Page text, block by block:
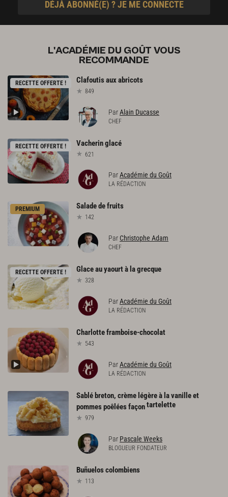
DÉJÀ ABONNÉ(E) ? JE ME CONNECTE
L'ACADÉMIE DU GOÛT VOUS
RECOMMANDE
RECETTE OFFERTE ! Clafoutisauxabricots
849
ParAlain Ducasse
CHEF
RECETTE OFFERTE ! Vacheringlacé
621
ParAcadémie du Goût
LA RÉDACTION
PREMIUM Saladedefruits
142
Par Christophe Adam
CHEF
RECETTE OFFERTE ! Glaceauyaourtà lagrecque
328
ParAcadémie du Goût
LA RÉDACTION
Charlotteframboise-chocolat
543
ParAcadémie du Goût
LA RÉDACTION
Sablé breton, crème légère à la vanille et
pommes poêlées façontartelette
979
Par Pascale Weeks
BLOGUEUR FONDATEUR
Buñueloscolombiens
113